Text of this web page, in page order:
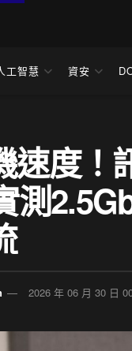
工智慧 資安
速度！
測
2026 年 06 月 30 日